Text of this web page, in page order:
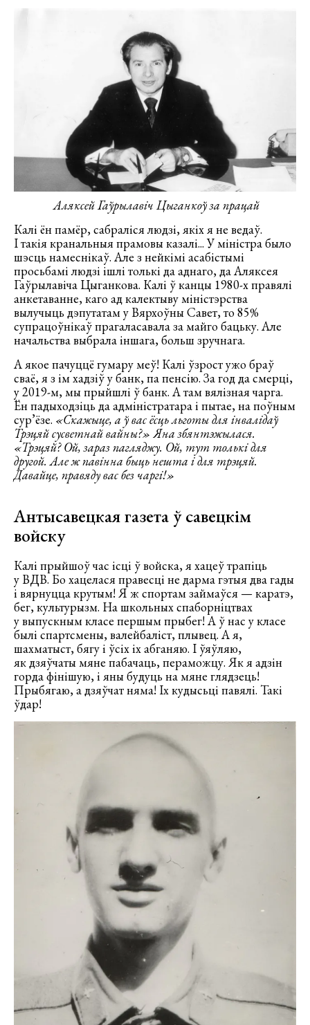
Аляксей Гаўрылавіч Цыганкоў за працай
Калі ён памёр, сабраліся людзі, якіх я не ведаў.
І такія кранальныя прамовы казалі... У міністра было
шэсць намеснікаў. Але з нейкімі асабістымі
просьбамі людзі ішлі толькі да аднаго, да Аляксея
Гаўрылавіча Цыганкова. Калі ў канцы 1980-х правялі
анкетаванне, каго ад калектыву міністэрства
вылучыць дэпутатам у Вярхоўны Савет, то 85%
супрацоўнікаў прагаласавала за майго бацьку. Але
начальства выбрала іншага, больш зручнага.
А якое пачуццё гумару меў! Калі ўзрост ужо браў
сваё, я з ім хадзіў у банк, па пенсію. За год да смерці,
у 2019-м, мы прыйшлі ў банк. А там вялізная чарга.
Ён падыходзіць да адміністратара і пытае, на поўным
сур’ёзе. «Скажыце, а ў вас ёсць льготы для інвалідаў
Трэцяй сусветнай вайны?» Яна збянтэжылася.
«Трэцяй? Ой, зараз пагляджу. Ой, тут толькі для
другой. Але ж павінна быць нешта і для трэцяй.
Давайце, правяду вас без чаргі!»
Антысавецкая газета ў савецкім
войску
Калі прыйшоў час ісці ў войска, я хацеў трапіць
у ВДВ. Бо хацелася правесці не дарма гэтыя два гады
і вярнуцца крутым! Я ж спортам займаўся — каратэ,
бег, культурызм. На школьных спаборніцтвах
у выпускным класе першым прыбег! А ў нас у класе
былі спартсмены, валейбаліст, плывец. А я,
шахматыст, бягу і ўсіх іх абганяю. І ўяўляю,
як дзяўчаты мяне пабачаць, пераможцу. Як я адзін
горда фінішую, і яны будуць на мяне глядзець!
Прыбягаю, а дзяўчат няма! Іх кудысьці павялі. Такі
ўдар!